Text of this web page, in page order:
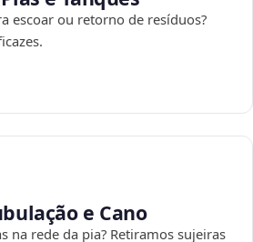
escoar ou retorno de resíduos?
e Cano
na rede da pia? Retiramos sujeiras